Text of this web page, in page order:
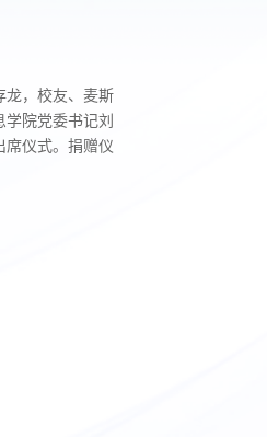
龙，校友、麦斯
院党委书记刘
席仪式。捐赠仪